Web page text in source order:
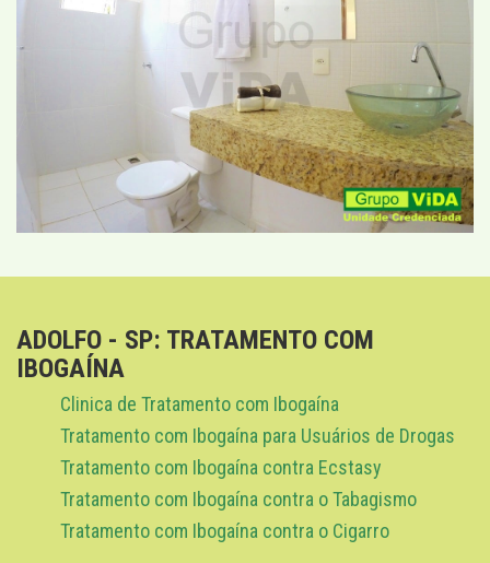
ADOLFO - SP: TRATAMENTO COM
IBOGAÍNA
Clinica de Tratamento com Ibogaína
Tratamento com Ibogaína para Usuários de Drogas
Tratamento com Ibogaína contra Ecstasy
Tratamento com Ibogaína contra o Tabagismo
Tratamento com Ibogaína contra o Cigarro